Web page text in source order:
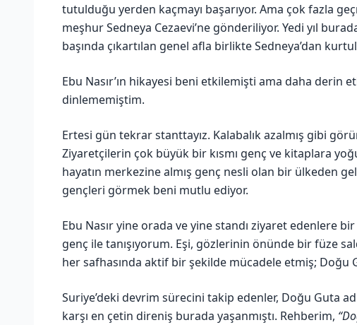
tutulduğu yerden kaçmayı başarıyor. Ama çok fazla
meşhur Sedneya Cezaevi’ne gönderiliyor. Yedi yıl
başında çıkartılan genel afla birlikte Sedneya’dan
Ebu Nasır’ın hikayesi beni etkilemişti ama daha derin
dinlememiştim.
Ertesi gün tekrar stanttayız. Kalabalık azalmış gibi
Ziyaretçilerin çok büyük bir kısmı genç ve kitaplara
hayatın merkezine almış genç nesli olan bir ülkeden
gençleri görmek beni mutlu ediyor.
Ebu Nasır yine orada ve yine standı ziyaret edenlere
genç ile tanışıyorum. Eşi, gözlerinin önünde bir füze
her safhasında aktif bir şekilde mücadele etmiş; Doğu
Suriye’deki devrim sürecini takip edenler, Doğu Guta
karşı en çetin direniş burada yaşanmıştı. Rehberim,